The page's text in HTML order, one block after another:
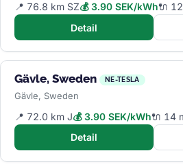
📍 76.8 km SZ💰 3.90 SEK/kWh🔌
Detail
Gävle, Sweden NE-TESLA
Gävle, Sweden
📍 72.0 km J💰 3.90 SEK/kWh🔌 14
Detail